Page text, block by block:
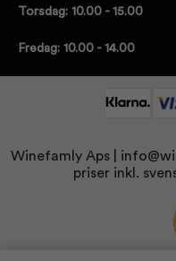
Torsdag: 10.00 - 15.00
Fredag: 10.00 - 14.00
Winefamly Aps |
priser inkl.